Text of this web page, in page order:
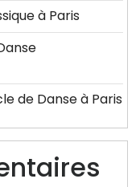
à Paris
de Danse à Paris